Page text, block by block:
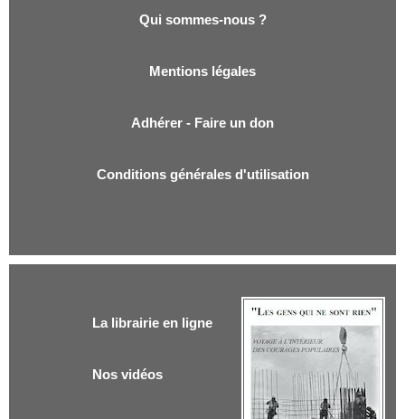
Qui sommes-nous ?
Mentions légales
Adhérer - Faire un don
Conditions générales d'utilisation
La librairie en ligne
Nos vidéos